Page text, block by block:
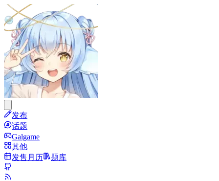
发布
话题
Galgame
其他
发售月历
题库